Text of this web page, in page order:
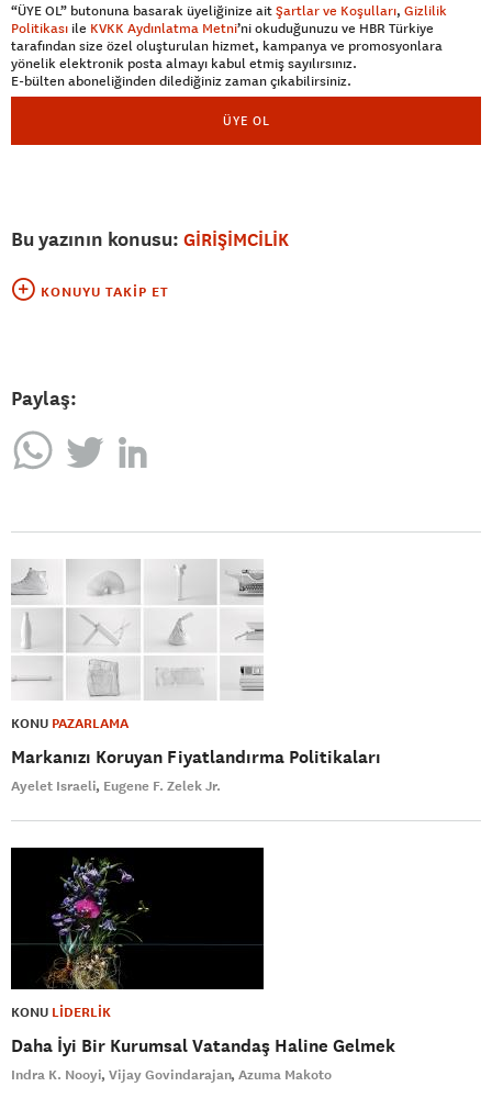
“ÜYE OL” butonuna basarak üyeliğinize aitŞartlar ve Koşulları, Gizlilik
Politikası ile KVKK Aydınlatma Metni’ni okuduğunuzu ve HBR Türkiye
tarafından size özel oluşturulan hizmet, kampanya ve promosyonlara
yönelik elektronik posta almayı kabul etmiş sayılırsınız.
E-bülten aboneliğinden dilediğiniz zaman çıkabilirsiniz.
ÜYE OL
Bu yazının konusu: GİRİŞİMCİLİK
KONUYU TAKIP ET
Paylaş:
KONU PAZARLAMA
Markanızı Koruyan Fiyatlandırma Politikaları
Ayelet Israeli Eugene F. Zelek Jr.
KONU LİDERLİK
Daha İyi Bir Kurumsal Vatandaş Haline Gelmek
Indra K. Nooyi Vijay Govindarajan Azuma Makoto